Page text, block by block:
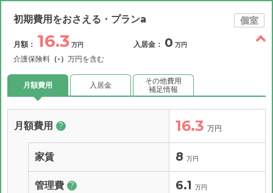
初期費用をおさえる・プランa 個室
月額： 16.3 万円
介護保険料 （-） 万円を含む
入居金： 0 万円
月額費用 入居金
その他費用
補足情報
月額費用 ? 16.3 万円
家賃 8 万円
管理費 ? 6.1 万円